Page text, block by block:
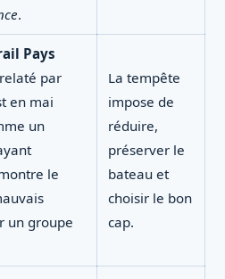
.
Pays
par
en mai
un
le
un groupe
La tempête
impose de
réduire,
préserver le
bateau et
choisir le bon
cap.